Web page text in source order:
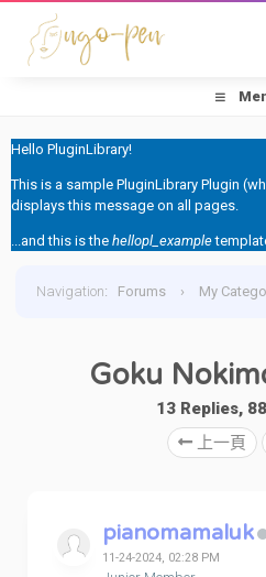
Hello PluginLibrary!
This is a sample PluginLibrary Plugin
displays this message on all pages.
...and this is the hellopl_example
Navigation: Forums › My
Goku
13 Replies,
上一頁
pianomamaluk
11-24-2024, 02:28 PM